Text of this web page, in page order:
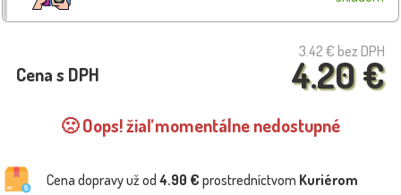
3.42 € bez DPH
4.20 €
Cena s DPH
🙁 Oops! žiaľ momentálne nedostupné
Cena dopravy už od 4.90 € prostredníctvom Kuriérom